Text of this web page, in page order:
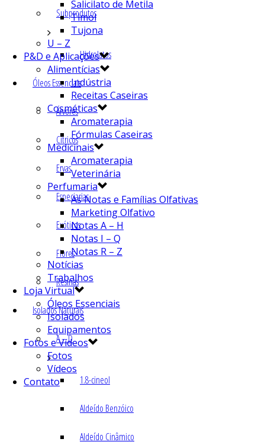
Subprodutos
Hidrolatos
Óleos Essenciais
Árvores
Cítricos
Ervas
Especiarias
Exóticos
Flores
Resinas
Isolados Naturais
A – D
1.8-cineol
Aldeído Benzóico
Aldeído Cinâmico
Salicilato de Metila
Timol
Tujona
U – Z
P&D e Aplicações
Alimentícias
Indústria
Receitas Caseiras
Cosméticas
Aromaterapia
Fórmulas Caseiras
Medicinais
Aromaterapia
Veterinária
Perfumaria
As Notas e Famílias Olfativas
Marketing Olfativo
Notas A – H
Notas I – Q
Notas R – Z
Notícias
Trabalhos
Loja Virtual
Óleos Essenciais
Isolados
Equipamentos
Fotos e Vídeos
Fotos
Vídeos
Contato